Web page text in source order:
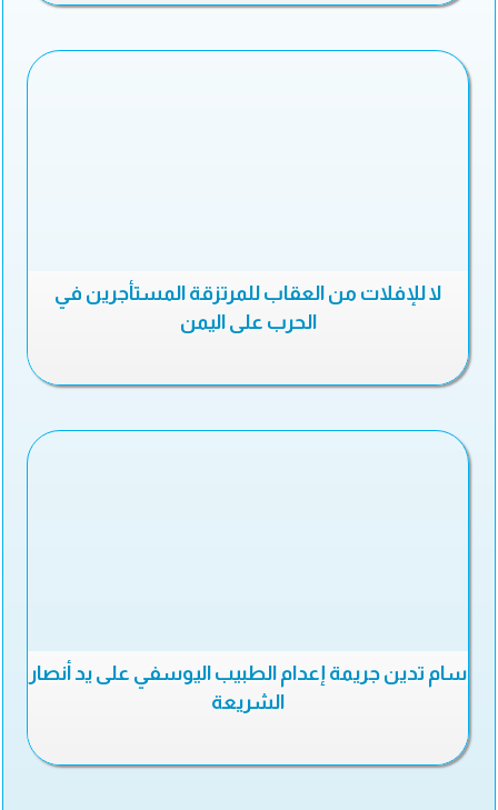
لا للإفلات من العقاب للمرتزقة المستأجرين في
الحرب على اليمن
سام تدين جريمة إعدام الطبيب اليوسفي على يد أنصار
الشريعة